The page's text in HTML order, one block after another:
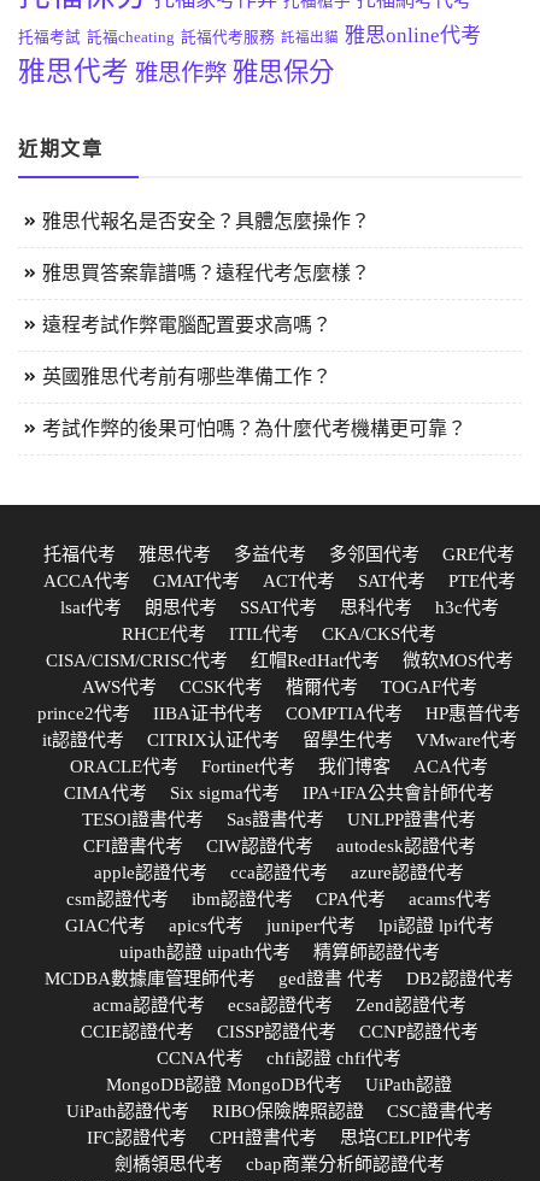
托福考試 託福cheating 託福代考服務 託福出貓 雅思online代考
雅思代考 雅思作弊 雅思保分
近期文章
雅思代報名是否安全？具體怎麼操作？
雅思買答案靠譜嗎？遠程代考怎麼樣？
遠程考試作弊電腦配置要求高嗎？
英國雅思代考前有哪些準備工作？
考試作弊的後果可怕嗎？為什麼代考機構更可靠？
托福代考 雅思代考 多益代考 多邻国代考
GRE代考
ACCA代考
GMAT代考 ACT代考 SAT代考
PTE代考
lsat代考
朗思代考 SSAT代考 思科代考
h3c代考
RHCE代考
ITIL代考
CKA/CKS代考
CISA/CISM/CRISC代考
红帽RedHat代考
微软MOS代考
AWS代考
CCSK代考 楷爾代考
TOGAF代考
prince2代考
IIBA证书代考 COMPTIA代考
HP惠普代考
it認證代考
CITRIX认证代考 留學生代考
VMware代考
ORACLE代考
Fortinet代考 我们博客
ACA代考
CIMA代考
Six sigma代考
IPA+IFA公共會計師代考
TESOl證書代考
Sas證書代考
UNLPP證書代考
CFI證書代考
CIW認證代考
autodesk認證代考
apple認證代考
cca認證代考
azure認證代考
csm認證代考
ibm認證代考 CPA代考
acams代考
GIAC代考
apics代考 juniper代考
lpi認證 lpi代考
uipath認證 uipath代考
精算師認證代考
MCDBA數據庫管理師代考
ged證書 代考
DB2認證代考
acma認證代考
ecsa認證代考
Zend認證代考
CCIE認證代考
CISSP認證代考
CCNP認證代考
CCNA代考
chfi認證 chfi代考
MongoDB認證 MongoDB代考
UiPath認證
UiPath認證代考
RIBO保險牌照認證
CSC證書代考
IFC認證代考
CPH證書代考
思培CELPIP代考
劍橋領思代考
cbap商業分析師認證代考